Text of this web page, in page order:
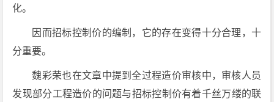
化。
因而招标控制价的编制，它的存在变得十分合理，十
分重要。
魏彩荣也在文章中提到全过程造价审核中，审核人员
发现部分工程造价的问题与招标控制价有着千丝万缕的联